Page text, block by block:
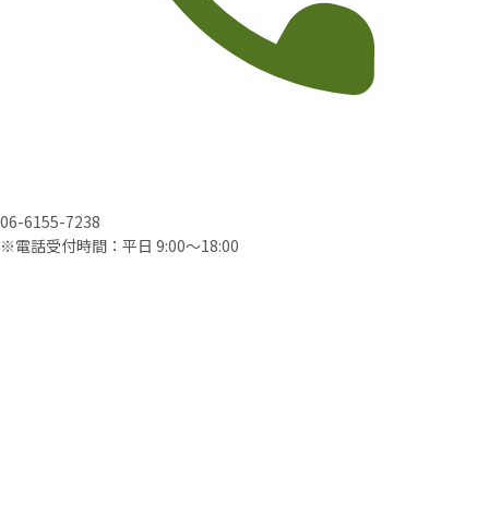
06-6155-7238
※電話受付時間：平日 9:00〜18:00